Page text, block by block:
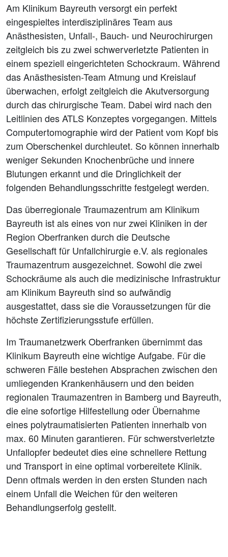
Am Klinikum Bayreuth versorgt ein perfekt
eingespieltes interdisziplinäres Team aus
Anästhesisten, Unfall-, Bauch- und Neurochirurgen
zeitgleich bis zu zwei schwerverletzte Patienten in
einem speziell eingerichteten Schockraum. Während
das Anästhesisten-Team Atmung und Kreislauf
überwachen, erfolgt zeitgleich die Akutversorgung
durch das chirurgische Team. Dabei wird nach den
Leitlinien des ATLS Konzeptes vorgegangen. Mittels
Computertomographie wird der Patient vom Kopf bis
zum Oberschenkel durchleutet. So können innerhalb
weniger Sekunden Knochenbrüche und innere
Blutungen erkannt und die Dringlichkeit der
folgenden Behandlungsschritte festgelegt werden.
Das überregionale Traumazentrum am Klinikum
Bayreuth ist als eines von nur zwei Kliniken in der
Region Oberfranken durch die Deutsche
Gesellschaft für Unfallchirurgie e.V. als regionales
Traumazentrum ausgezeichnet. Sowohl die zwei
Schockräume als auch die medizinische Infrastruktur
am Klinikum Bayreuth sind so aufwändig
ausgestattet, dass sie die Voraussetzungen für die
höchste Zertifizierungsstufe erfüllen.
Im Traumanetzwerk Oberfranken übernimmt das
Klinikum Bayreuth eine wichtige Aufgabe. Für die
schweren Fälle bestehen Absprachen zwischen den
umliegenden Krankenhäusern und den beiden
regionalen Traumazentren in Bamberg und Bayreuth,
die eine sofortige Hilfestellung oder Übernahme
eines polytraumatisierten Patienten innerhalb von
max. 60 Minuten garantieren. Für schwerstverletzte
Unfallopfer bedeutet dies eine schnellere Rettung
und Transport in eine optimal vorbereitete Klinik.
Denn oftmals werden in den ersten Stunden nach
einem Unfall die Weichen für den weiteren
Behandlungserfolg gestellt.